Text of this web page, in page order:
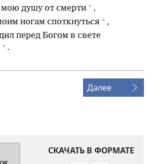
душу от смерти + ,
ногам споткнуться + ,
перед Богом в свете
+ .
Далее
СКАЧАТЬ В ФОРМАТЕ